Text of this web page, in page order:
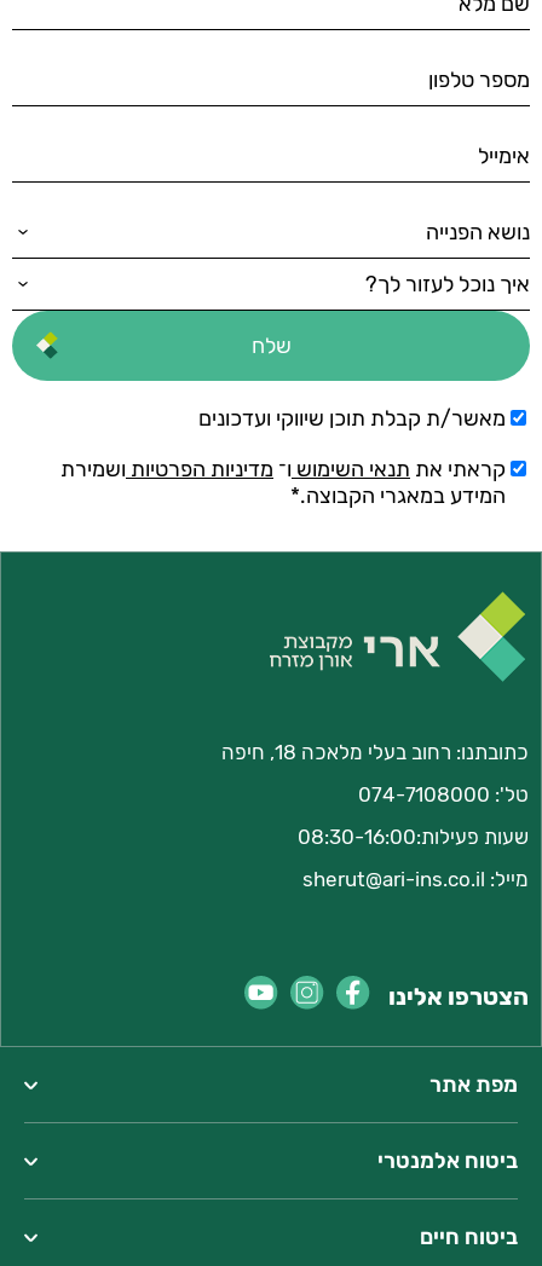
מאשר/ת קבלת תוכן שיווקי ועדכונים
קראתי את תנאי השימוש ו־ מדיניות הפרטיות ושמירת
המידע במאגרי הקבוצה.*
כתובתנו: רחוב בעלי מלאכה 18, חיפה
טל': 074-7108000
שעות פעילות:08:30-16:00
מייל: sherut@ari-ins.co.il
הצטרפו אלינו
מפת אתר
ביטוח אלמנטרי
ביטוח חיים